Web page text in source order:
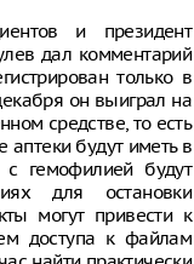
и президент
дал комментарий
только в
он выиграл на
средстве, то есть
аптеки будут иметь в
гемофилией будут
для остановки
могут привести к
доступа к файлам